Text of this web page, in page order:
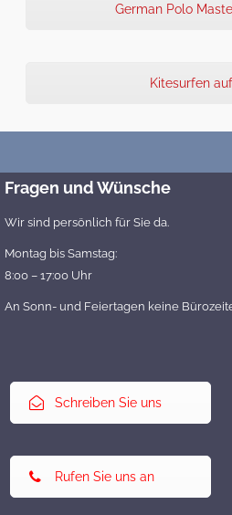
German Polo
Kitesurfen
Fragen und Wünsche
Wir sind persönlich für Sie da.
Montag bis Samstag:
8:00 – 17:00 Uhr
An Sonn- und Feiertagen keine
Schreiben Sie uns
Rufen Sie uns an